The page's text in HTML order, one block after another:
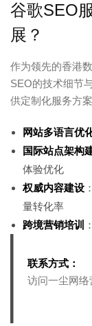
谷歌SEO
展？
作为领先的香港
SEO的技术细节
供定制化服务方案
网站多语言优
国际站点架构
体验优化
权威内容建设
量转化率
跨境营销培训
联系方式：
访问一尘网络